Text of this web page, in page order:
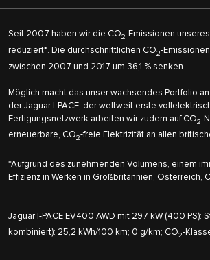
Seit 2007 haben wir die CO2-Emissionen
reduziert*. Die durchschnittlichen CO2-
zwischen 2007 und 2017 um 36,1 % senken.
Möglich macht das unser wachsendes Portfolio
der Jaguar I-PACE, der weltweit erste
Fertigungsnetzwerk arbeiten wir zudem auf CO2-
erneuerbare, CO2-freie Elektrizität an allen
*Aufgrund des zunehmenden Volumens, einem
Effizienz in Werken in Großbritannien, Österreich,
Jaguar I-PACE EV400 AWD mit 297 kW (400 PS):
kombiniert): 25,2 kWh/100 km; 0 g/km; CO2-